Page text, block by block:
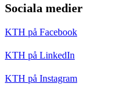
Sociala medier
KTH på Facebook
KTH på LinkedIn
KTH på Instagram